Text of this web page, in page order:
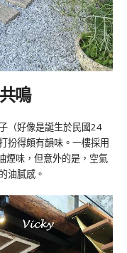
鳴
（好像是誕生於民國24
扮得頗有韻味。一樓採用
煙味，但意外的是，空氣
油膩感。